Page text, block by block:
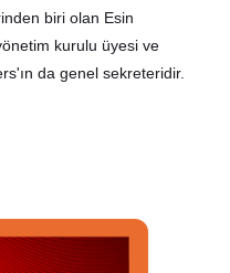
biri olan Esin
kurulu üyesi ve
da genel sekreteridir.